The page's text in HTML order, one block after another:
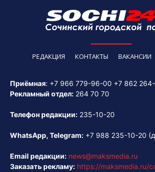
РЕДАКЦИЯ КОНТАКТЫ ВАКАНСИИ
Приёмная: +7 966 779-96-00 +7 862
Рекламный отдел: 264 70 70
Телефон редакции: 235-10-20
WhatsApp, Telegram: +7 988 235-10-20
Email редакции: news@maksmedia.ru
Заказать рекламу: https://maksmedia.ru/